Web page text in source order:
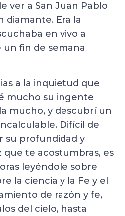
ver a San Juan Pablo
diamante. Era la
en vivo a
un fin de semana
a la inquietud que
mucho su ingente
mucho, y descubrí un
Difícil de
su profundidad y
que te acostumbras, es
leyéndole sobre
la ciencia y la Fe y el
de razón y fe,
del cielo, hasta